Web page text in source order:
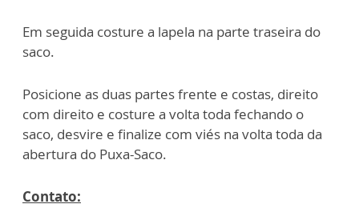
Em seguida costure a lapela na parte traseira do
saco.
Posicione as duas partes frente e costas, direito
com direito e costure a volta toda fechando o
saco, desvire e finalize com viés na volta toda da
abertura do Puxa-Saco.
Contato: